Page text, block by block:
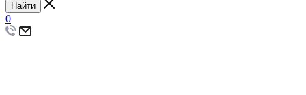
Найти
0